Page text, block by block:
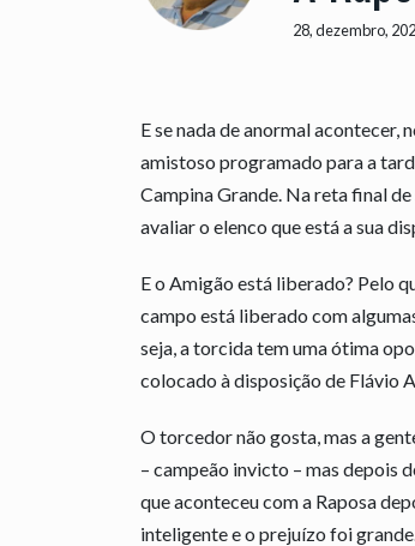
28, dezembro,
E se nada de anormal
amistoso programado para a
Campina Grande. Na reta final
avaliar o elenco que está a sua
E o Amigão está liberado? Pelo
campo está liberado com
seja, a torcida tem uma ótima
colocado à disposição de Flávio
O torcedor não gosta, mas a
– campeão invicto – mas depois
que aconteceu com a Raposa
inteligente e o prejuízo foi